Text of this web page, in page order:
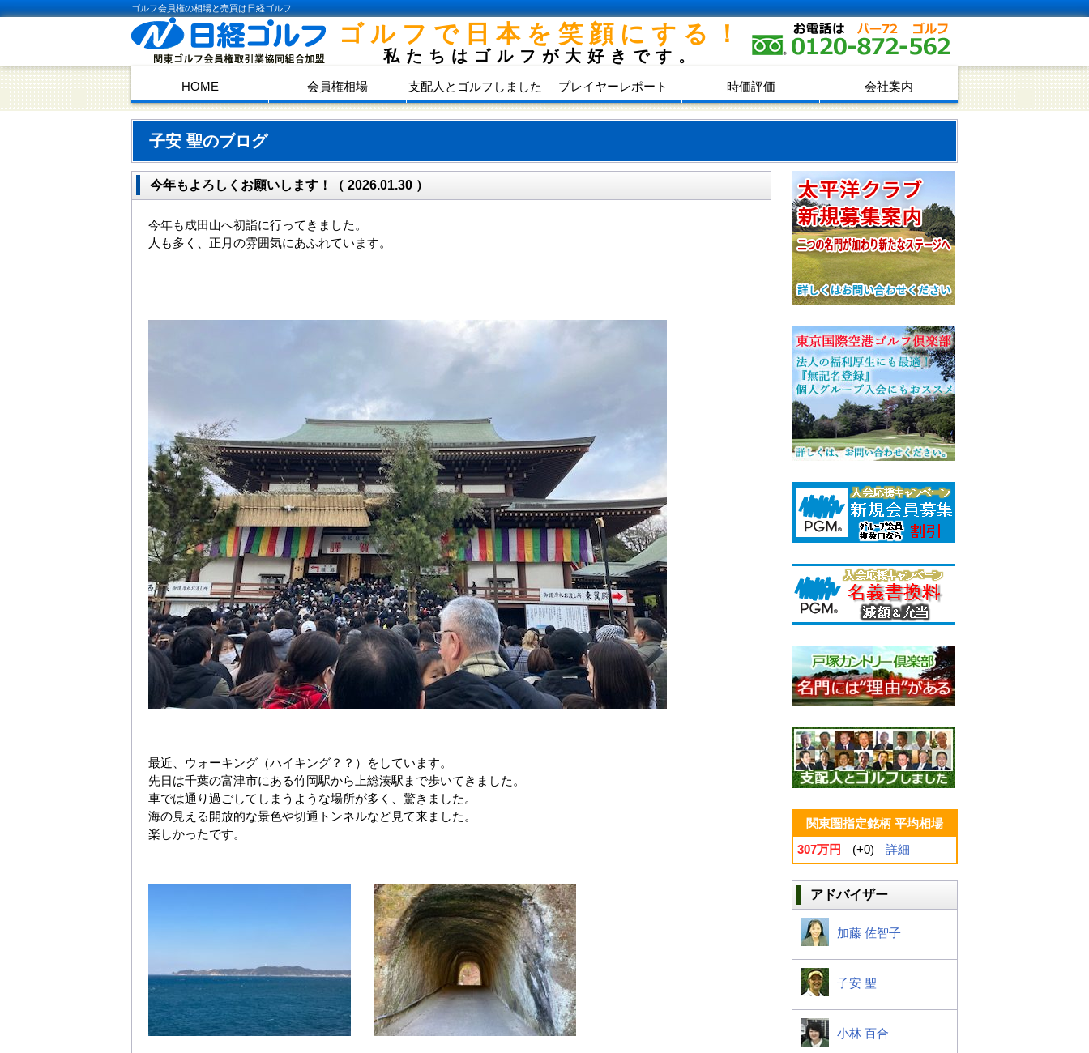
ゴルフ会員権の相場と売買は日経ゴルフ
ゴルフで日本を笑顔にする！
私たちはゴルフが大好きです。
HOME 会員権相場 支配人とゴルフしました プレイヤーレポート 時価評価 会社案内
子安 聖のブログ
今年もよろしくお願いします！（ 2026.01.30 ）
今年も成田山へ初詣に行ってきました。
人も多く、正月の雰囲気にあふれています。
最近、ウォーキング（ハイキング？？）をしています。
先日は千葉の富津市にある竹岡駅から上総湊駅まで歩いてきました。
車では通り過ごしてしまうような場所が多く、驚きました。
海の見える開放的な景色や切通トンネルなど見て来ました。
楽しかったです。
関東圏指定銘柄 平均相場
307万円
(+0) 詳細
アドバイザー
加藤 佐智子
子安 聖
小林 百合